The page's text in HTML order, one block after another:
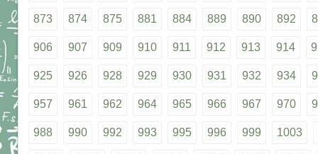
873 874 875 881 884 889 890 892
906 907 909 910 911 912 913 914
925 926 928 929 930 931 932 934
957 961 962 964 965 966 967 970
988 990 992 993 995 996 999 1003